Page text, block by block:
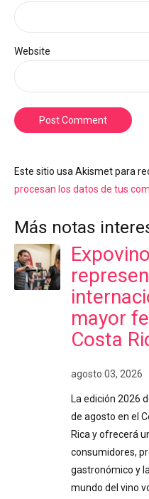
Website
Post Comment
Este sitio usa Akismet para
procesan los datos de tus
Más notas
mayor
Costa
agosto 03, 2026
La edición 2026
de agosto en el
Rica y ofrecerá
consumidores,
gastronómico y
mundo del vino